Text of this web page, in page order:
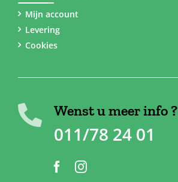
Mijn account
Levering
Cookies
Wenst u meer info ?
011/78 24 01